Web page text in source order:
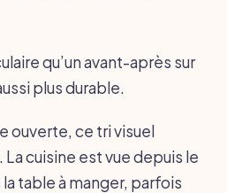
qu’un avant-après sur
plus durable.
ouverte, ce tri visuel
cuisine est vue depuis le
table à manger, parfois